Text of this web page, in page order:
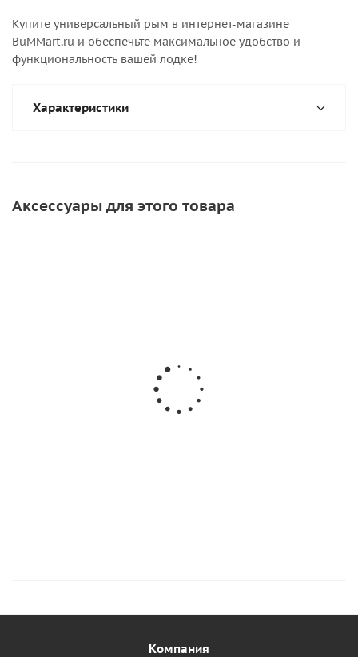
Купите универсальный рым в интернет-магазине
BuMMart.ru и обеспечьте максимальное удобство и
функциональность вашей лодке!
Характеристики
Аксессуары для этого товара
Шнур леерный
12мм (Черный)
Компания